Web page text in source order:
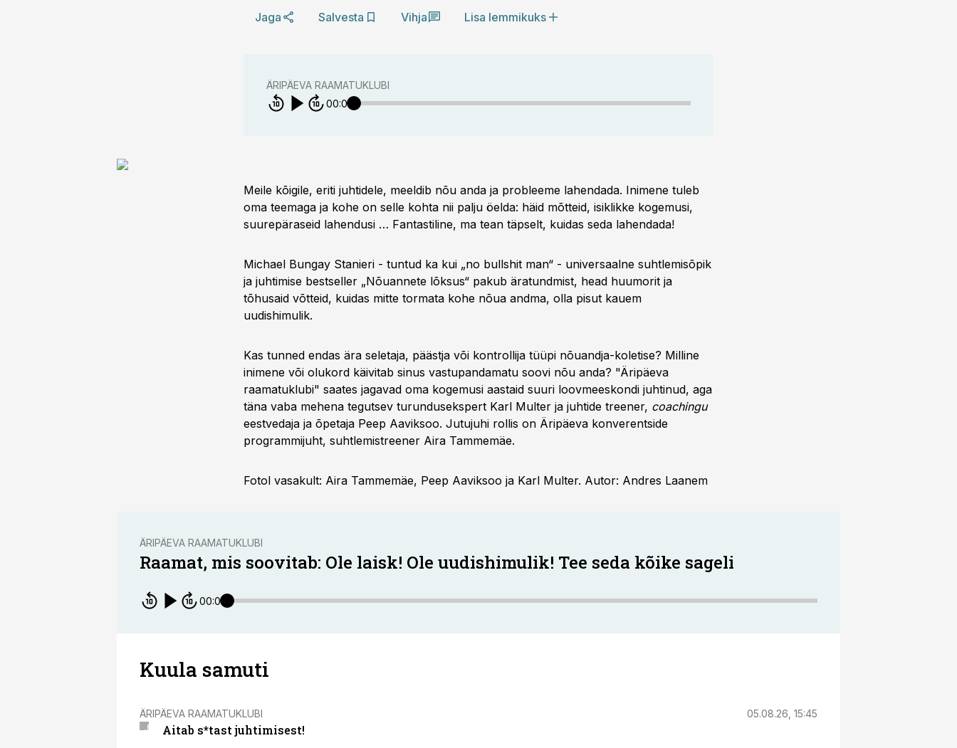
Jaga Salvesta Vihja Lisa lemmikuks
ÄRIPÄEVA RAAMATUKLUBI
00:00
Meile kõigile, eriti juhtidele, meeldib nõu anda ja probleeme lahendada. Inimene tuleb
oma teemaga ja kohe on selle kohta nii palju öelda: häid mõtteid, isiklikke kogemusi,
suurepäraseid lahendusi … Fantastiline, ma tean täpselt, kuidas seda lahendada!
Michael Bungay Stanieri - tuntud ka kui „no bullshit man“ - universaalne suhtlemisõpik
ja juhtimise bestseller „Nõuannete lõksus“ pakub äratundmist, head huumorit ja
tõhusaid võtteid, kuidas mitte tormata kohe nõua andma, olla pisut kauem
uudishimulik.
Kas tunned endas ära seletaja, päästja või kontrollija tüüpi nõuandja-koletise? Milline
inimene või olukord käivitab sinus vastupandamatu soovi nõu anda? "Äripäeva
raamatuklubi" saates jagavad oma kogemusi aastaid suuri loovmeeskondi juhtinud, aga
täna vaba mehena tegutsev turundusekspert Karl Multer ja juhtide treener, coachingu
eestvedaja ja õpetaja Peep Aaviksoo. Jutujuhi rollis on Äripäeva konverentside
programmijuht, suhtlemistreener Aira Tammemäe.
Fotol vasakult: Aira Tammemäe, Peep Aaviksoo ja Karl Multer. Autor: Andres Laanem
ÄRIPÄEVA RAAMATUKLUBI
Raamat, mis soovitab: Ole laisk! Ole uudishimulik! Tee seda kõike sageli
00:00
Kuula samuti
ÄRIPÄEVA RAAMATUKLUBI 05.08.26, 15:45
Aitab s*tast juhtimisest!